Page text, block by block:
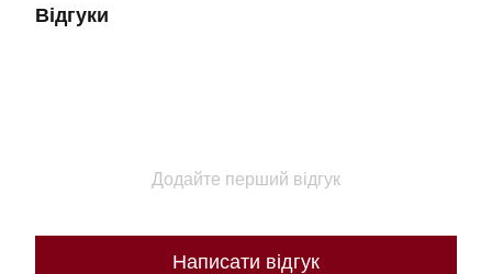
Відгуки
Додайте перший відгук
Написати відгук